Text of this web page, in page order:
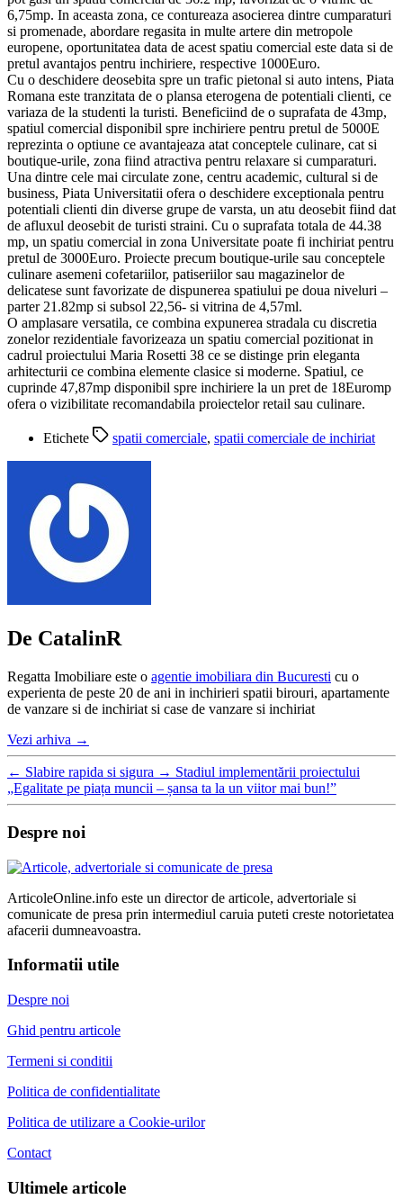
6,75mp. In aceasta zona, ce contureaza asocierea dintre cumparaturi
si promenade, abordare regasita in multe artere din metropole
europene, oportunitatea data de acest spatiu comercial este data si de
pretul avantajos pentru inchiriere, respective 1000Euro.
Cu o deschidere deosebita spre un trafic pietonal si auto intens, Piata
Romana este tranzitata de o plansa eterogena de potentiali clienti, ce
variaza de la studenti la turisti. Beneficiind de o suprafata de 43mp,
spatiul comercial disponibil spre inchiriere pentru pretul de 5000E
reprezinta o optiune ce avantajeaza atat conceptele culinare, cat si
boutique-urile, zona fiind atractiva pentru relaxare si cumparaturi.
Una dintre cele mai circulate zone, centru academic, cultural si de
business, Piata Universitatii ofera o deschidere exceptionala pentru
potentiali clienti din diverse grupe de varsta, un atu deosebit fiind dat
de afluxul deosebit de turisti straini. Cu o suprafata totala de 44.38
mp, un spatiu comercial in zona Universitate poate fi inchiriat pentru
pretul de 3000Euro. Proiecte precum boutique-urile sau conceptele
culinare asemeni cofetariilor, patiseriilor sau magazinelor de
delicatese sunt favorizate de dispunerea spatiului pe doua niveluri –
parter 21.82mp si subsol 22,56- si vitrina de 4,57ml.
O amplasare versatila, ce combina expunerea stradala cu discretia
zonelor rezidentiale favorizeaza un spatiu comercial pozitionat in
cadrul proiectului Maria Rosetti 38 ce se distinge prin eleganta
arhitecturii ce combina elemente clasice si moderne. Spatiul, ce
cuprinde 47,87mp disponibil spre inchiriere la un pret de 18Euromp
ofera o vizibilitate recomandabila proiectelor retail sau culinare.
Etichete spatii comerciale, spatii comerciale de inchiriat
De CatalinR
Regatta Imobiliare este o agentie imobiliara din Bucuresti cu o
experienta de peste 20 de ani in inchirieri spatii birouri, apartamente
de vanzare si de inchiriat si case de vanzare si inchiriat
Vezi arhiva →
← Slabire rapida si sigura → Stadiul implementării proiectului
„Egalitate pe piața muncii – șansa ta la un viitor mai bun!”
Despre noi
ArticoleOnline.info este un director de articole, advertoriale si
comunicate de presa prin intermediul caruia puteti creste notorietatea
afacerii dumneavoastra.
Informatii utile
Despre noi
Ghid pentru articole
Termeni si conditii
Politica de confidentialitate
Politica de utilizare a Cookie-urilor
Contact
Ultimele articole